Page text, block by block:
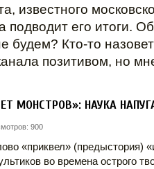
известного
подводит его итоги.
будем? Кто‑то
позитивом, но
МОНСТРОВ»: НАУКА
900
«приквел» (предыстория)
во времена острого